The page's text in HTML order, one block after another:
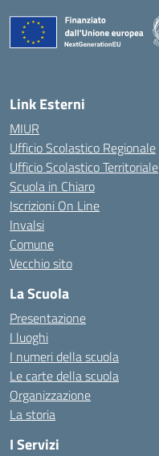
Link Esterni
MIUR
Ufficio Scolastico Regionale
Ufficio Scolastico Territoriale
Scuola in Chiaro
Iscrizioni On Line
Invalsi
Comune
Vecchio sito
La Scuola
Presentazione
I luoghi
I numeri della scuola
Le carte della scuola
Organizzazione
La storia
I Servizi